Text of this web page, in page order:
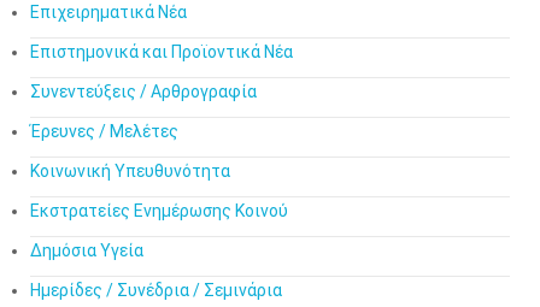
Επιχειρηματικά Νέα
Επιστημονικά και Προϊοντικά Νέα
Συνεντεύξεις / Αρθρογραφία
Έρευνες / Μελέτες
Κοινωνική Υπευθυνότητα
Εκστρατείες Ενημέρωσης Κοινού
Δημόσια Υγεία
Ημερίδες / Συνέδρια / Σεμινάρια